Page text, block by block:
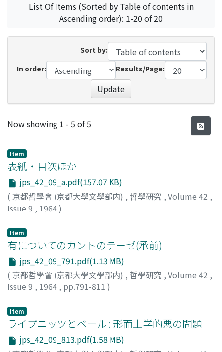
List Of Items (Sorted by Table of contents in
Ascending order): 1-20 of 20
Sort by:
In order:
Results/Page:
Update
Recent Submissions
Now showing 1 - 5 of 5
Item
表紙・目次ほか
jps_42_09_a.pdf(157.07 KB)
( 京都哲學會 (京都大學文學部内) , 哲學研究 , Volume 42 ,
Issue 9 , 1964)
Item
有についてのカントのテーゼ(承前)
jps_42_09_791.pdf(1.13 MB)
( 京都哲學會 (京都大學文學部内) , 哲學研究 , Volume 42 ,
Issue 9 , 1964 , pp.791-811 )
Tsujimura, Koichi
Item
ライプニッツとベール : 形而上学的悪の問題
jps_42_09_813.pdf(1.58 MB)